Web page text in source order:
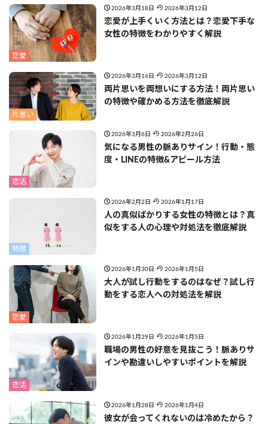
恋愛
2026年3月18日 2026年3月12日
恋愛が上手くいく方法とは？恋愛下手な
女性の特徴をわかりやすく解説
片思い
2026年3月16日 2026年3月12日
両片思いを両想いにする方法！両片思い
の特徴や確かめる方法を徹底解説
恋活
2026年3月6日 2026年2月26日
気になる男性の脈ありサイン！行動・態
度・LINEの特徴&アピール方法
特徴
2026年2月2日 2026年1月17日
人の真似ばかりする女性の特徴とは？真
似をする人の心理や対処法を徹底解説
恋愛
2026年1月30日 2026年1月5日
大人が試し行動をするのはなぜ？試し行
動をする恋人への対処法を解説
恋活
2026年1月29日 2026年1月5日
職場の男性の好意を見抜こう！脈ありサ
インや勘違いしやすいポイントを解説
2026年1月28日 2026年1月4日
彼女が会ってくれないのは冷めたから？